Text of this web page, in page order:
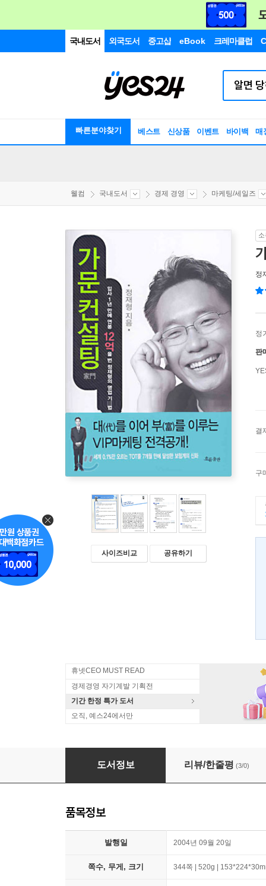
국내도서 외국도서 중고샵 eBook 크레마클럽
빠른분야찾기 베스트 신상품 이벤트 바이백 매
웰컴 국내도서 경제 경영 마케팅/세일즈
사이즈비교 공유하기
정
정
판
결
구
휴넷CEO MUST READ
경제경영 자기계발 기획전
기간 한정 특가 도서
오직, 예스24에서만
가문컨설팅
도서정보 리뷰/한줄평 (3/0)
품목정보
발행일 2004년 09월 20일
쪽수, 무게, 크기 344쪽 | 520g |